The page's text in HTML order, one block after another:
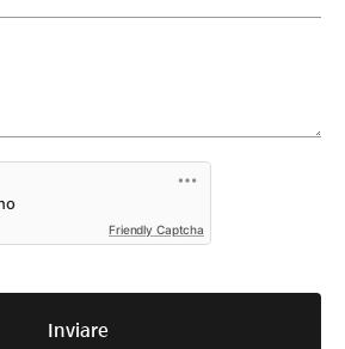
Friendly Captcha
Inviare